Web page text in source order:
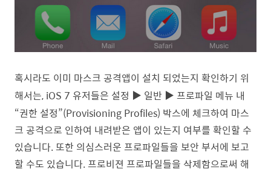
혹시라도 이미 마스크 공격앱이 설치 되었는지 확인하기 위
해서는, iOS 7 유저들은 설정 ▶ 일반 ▶ 프로파일 메뉴 내
“권한 설정”(Provisioning Profiles) 박스에 체크하여 마스
크 공격으로 인하여 내려받은 앱이 있는지 여부를 확인할 수
있습니다. 또한 의심스러운 프로파일들을 보안 부서에 보고
할 수도 있습니다. 프로비젼 프로파일들을 삭제함으로써 해